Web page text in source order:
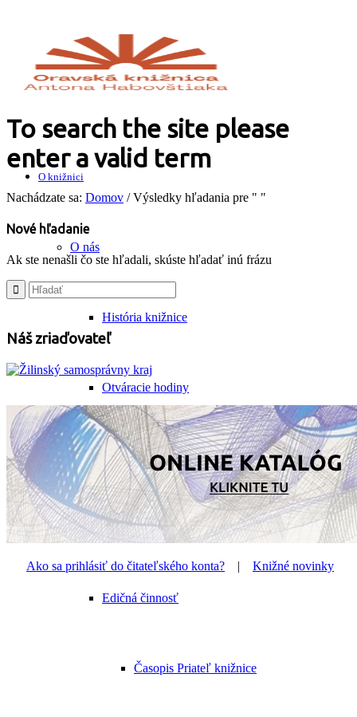
O knižnici
O nás
História knižnice
Otváracie hodiny
Oddelenia knižnice
Fotogaléria
Edičná činnosť
Časopis Priateľ knižnice
To search the site please
enter a valid term
Nachádzate sa: Domov / Výsledky hľadania pre " "
Nové hľadanie
Ak ste nenašli čo ste hľadali, skúste hľadať inú frázu
Náš zriaďovateľ
Ako sa prihlásiť do čitateľského konta? | Knižné novinky